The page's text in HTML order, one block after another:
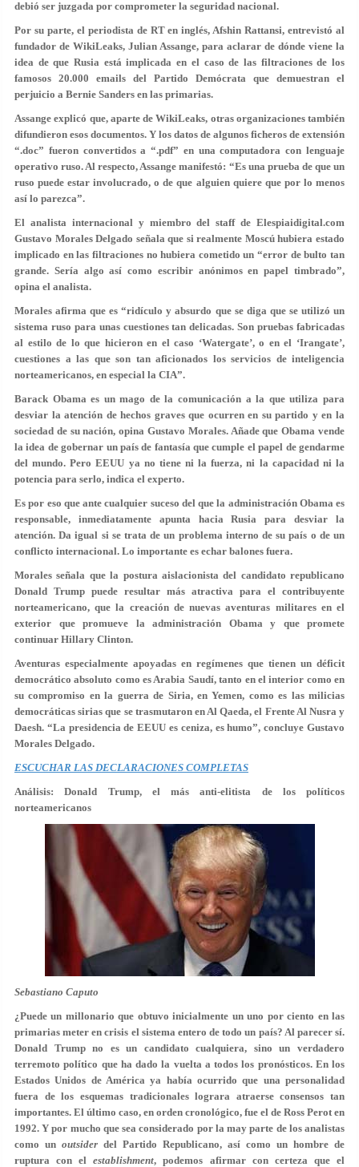
debió ser juzgada por comprometer la seguridad nacional.
Por su parte, el periodista de RT en inglés, Afshin Rattansi, entrevistó al
fundador de WikiLeaks, Julian Assange, para aclarar de dónde viene la
idea de que Rusia está implicada en el caso de las filtraciones de los
famosos 20.000 emails del Partido Demócrata que demuestran el
perjuicio a Bernie Sanders en las primarias.
Assange explicó que, aparte de WikiLeaks, otras organizaciones también
difundieron esos documentos. Y los datos de algunos ficheros de extensión
“.doc” fueron convertidos a “.pdf” en una computadora con lenguaje
operativo ruso. Al respecto, Assange manifestó: “Es una prueba de que un
ruso puede estar involucrado, o de que alguien quiere que por lo menos
así lo parezca”.
El analista internacional y miembro del staff de Elespiaidigital.com
Gustavo Morales Delgado señala que si realmente Moscú hubiera estado
implicado en las filtraciones no hubiera cometido un “error de bulto tan
grande. Sería algo así como escribir anónimos en papel timbrado”,
opina el analista.
Morales afirma que es “ridículo y absurdo que se diga que se utilizó un
sistema ruso para unas cuestiones tan delicadas. Son pruebas fabricadas
al estilo de lo que hicieron en el caso ‘Watergate’, o en el ‘Irangate’,
cuestiones a las que son tan aficionados los servicios de inteligencia
norteamericanos, en especial la CIA”.
Barack Obama es un mago de la comunicación a la que utiliza para
desviar la atención de hechos graves que ocurren en su partido y en la
sociedad de su nación, opina Gustavo Morales. Añade que Obama vende
la idea de gobernar un país de fantasía que cumple el papel de gendarme
del mundo. Pero EEUU ya no tiene ni la fuerza, ni la capacidad ni la
potencia para serlo, indica el experto.
Es por eso que ante cualquier suceso del que la administración Obama es
responsable, inmediatamente apunta hacia Rusia para desviar la
atención. Da igual si se trata de un problema interno de su país o de un
conflicto internacional. Lo importante es echar balones fuera.
Morales señala que la postura aislacionista del candidato republicano
Donald Trump puede resultar más atractiva para el contribuyente
norteamericano, que la creación de nuevas aventuras militares en el
exterior que promueve la administración Obama y que promete
continuar Hillary Clinton.
Aventuras especialmente apoyadas en regímenes que tienen un déficit
democrático absoluto como es Arabia Saudí, tanto en el interior como en
su compromiso en la guerra de Siria, en Yemen, como es las milicias
democráticas sirias que se trasmutaron en Al Qaeda, el Frente Al Nusra y
Daesh. “La presidencia de EEUU es ceniza, es humo”, concluye Gustavo
Morales Delgado.
ESCUCHAR LAS DECLARACIONES COMPLETAS
Análisis: Donald Trump, el más anti-elitista de los políticos
norteamericanos
Sebastiano Caputo
¿Puede un millonario que obtuvo inicialmente un uno por ciento en las
primarias meter en crisis el sistema entero de todo un país? Al parecer sí.
Donald Trump no es un candidato cualquiera, sino un verdadero
terremoto político que ha dado la vuelta a todos los pronósticos. En los
Estados Unidos de América ya había ocurrido que una personalidad
fuera de los esquemas tradicionales lograra atraerse consensos tan
importantes. El último caso, en orden cronológico, fue el de Ross Perot en
1992. Y por mucho que sea considerado por la may parte de los analistas
como un outsider del Partido Republicano, así como un hombre de
ruptura con elestablishment, podemos afirmar con certeza que el